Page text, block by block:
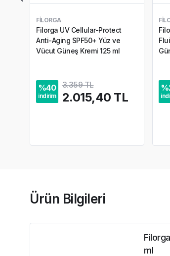
FILORGA
Filorga UV Cellular-Protect
Anti-Aging SPF50+ Yüz ve
Vücut Güneş Kremi 125 ml
%40
indirim
3.359 TL
2.015,40 TL
%
Ürün Bilgileri
ml